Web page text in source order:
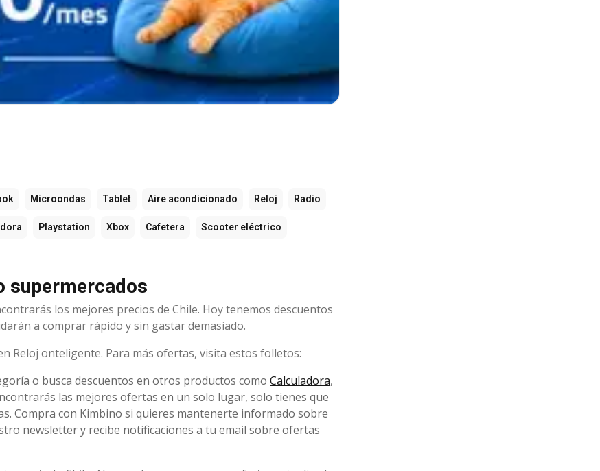
Microondas Tablet Aire acondicionado Reloj Radio
Playstation Xbox Cafetera Scooter eléctrico
supermercados
los mejores precios de Chile. Hoy tenemos descuentos
a comprar rápido y sin gastar demasiado.
Reloj onteligente. Para más ofertas, visita estos folletos:
o busca descuentos en otros productos como Calculadora,
las mejores ofertas en un solo lugar, solo tienes que
Compra con Kimbino si quieres mantenerte informado sobre
newsletter y recibe notificaciones a tu email sobre ofertas